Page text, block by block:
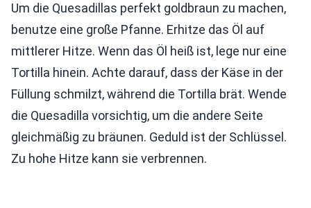
Um die Quesadillas perfekt goldbraun zu machen,
benutze eine große Pfanne. Erhitze das Öl auf
mittlerer Hitze. Wenn das Öl heiß ist, lege nur eine
Tortilla hinein. Achte darauf, dass der Käse in der
Füllung schmilzt, während die Tortilla brät. Wende
die Quesadilla vorsichtig, um die andere Seite
gleichmäßig zu bräunen. Geduld ist der Schlüssel.
Zu hohe Hitze kann sie verbrennen.